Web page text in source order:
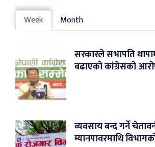
Week Month
सरकारले सभापति
बढाएको कांग्रेसको
व्यवसाय बन्द गर्ने
म्यानपावरमाथि